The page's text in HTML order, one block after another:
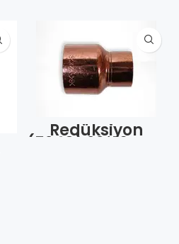
Redüksiyon
(5240) 22*16 mm